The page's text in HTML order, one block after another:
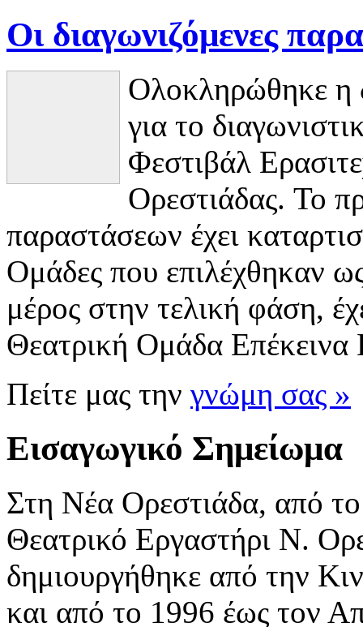
Οι διαγωνιζόμενες
Oλοκληρώθηκε η
για το
Φεστιβάλ
Ορεστιάδας. Το
παραστάσεων έχει
Ομάδες που επιλέχθηκαν
μέρος στην τελική φάση,
Θεατρική Ομάδα
Πείτε μας την γνώμη σας »
Εισαγωγικό Σημείωμα
Στη Νέα Ορεστιάδα, από το
Θεατρικό Εργαστήρι Ν.
δημιουργήθηκε από την
και από το 1996 έως τον